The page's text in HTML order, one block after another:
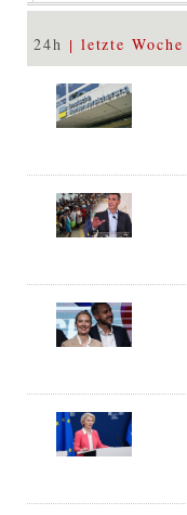
24h letzte Woche